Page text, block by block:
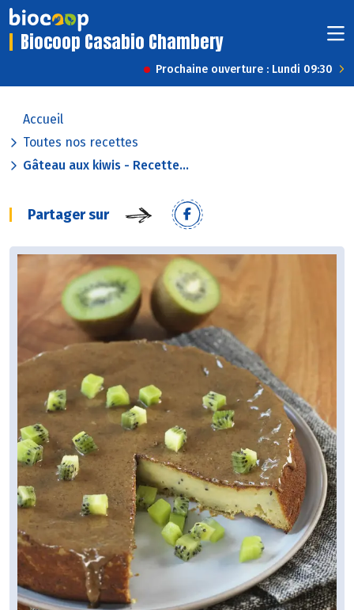
Biocoop Casabio Chambery
Prochaine ouverture : Lundi 09:30
Accueil
Toutes nos recettes
Gâteau aux kiwis - Recette...
Partager sur